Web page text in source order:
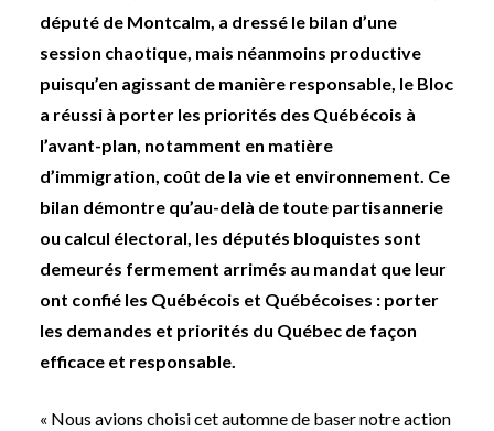
député de Montcalm, a dressé le bilan d’une
session chaotique, mais néanmoins productive
puisqu’en agissant de manière responsable, le Bloc
a réussi à porter les priorités des Québécois à
l’avant-plan, notamment en matière
d’immigration, coût de la vie et environnement. Ce
bilan démontre qu’au-delà de toute partisannerie
ou calcul électoral, les députés bloquistes sont
demeurés fermement arrimés au mandat que leur
ont confié les Québécois et Québécoises : porter
les demandes et priorités du Québec de façon
efficace et responsable.
« Nous avions choisi cet automne de baser notre action